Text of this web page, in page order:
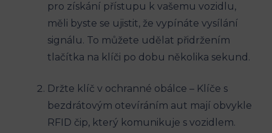
pro získání ⁣přístupu k vašemu vozidlu,
měli byste se ujistit, že vypínáte vysílání​
signálu. To můžete ⁣udělat ⁢přidržením
tlačítka na klíči po dobu několika sekund.
Držte klíč v ochranné‍ obálce – Klíče s
bezdrátovým otevíráním aut mají obvykle⁢
RFID⁣ čip, který komunikuje s vozidlem.